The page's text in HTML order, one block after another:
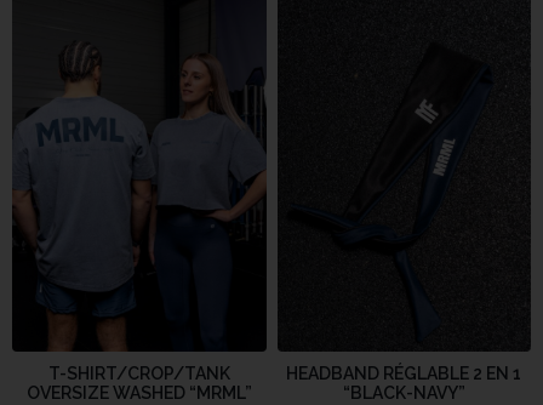
T-SHIRT/CROP/TANK
OVERSIZE WASHED “MRML”
HEADBAND RÉGLABLE 2 EN 1
“BLACK-NAVY”